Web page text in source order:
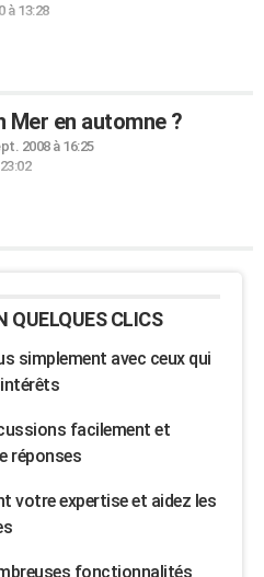
à 13:28
Mer en automne ?
2008 à 16:25
QUELQUES CLICS
simplement avec ceux qui
facilement et
réponses
votre expertise et aidez les
fonctionnalités